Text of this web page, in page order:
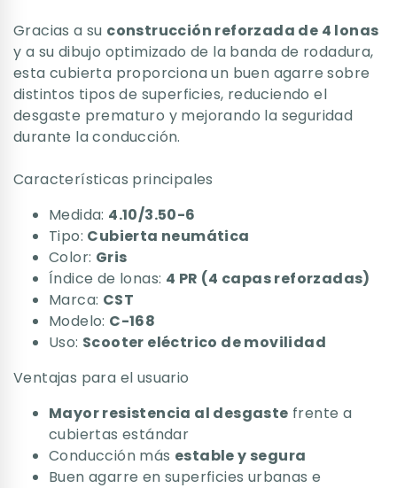
Gracias a su construcción reforzada de 4 lonas
y a su dibujo optimizado de la banda de rodadura,
esta cubierta proporciona un buen agarre sobre
distintos tipos de superficies, reduciendo el
desgaste prematuro y mejorando la seguridad
durante la conducción.
Características principales
Medida: 4.10/3.50-6
Tipo: Cubierta neumática
Color: Gris
Índice de lonas: 4 PR (4 capas reforzadas)
Marca: CST
Modelo: C-168
Uso: Scooter eléctrico de movilidad
Ventajas para el usuario
Mayor resistencia al desgaste frente a
cubiertas estándar
Conducción más estable y segura
Buen agarre en superficies urbanas e